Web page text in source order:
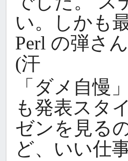
い。しかも
Perl の弾さ
(汗
「ダメ自慢
も発表スタ
ゼンを見る
ど、いい仕